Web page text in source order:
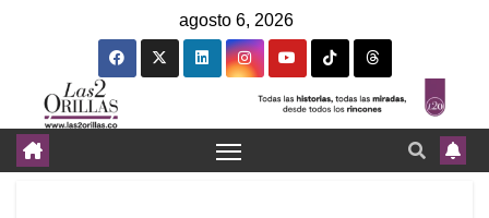
agosto 6, 2026